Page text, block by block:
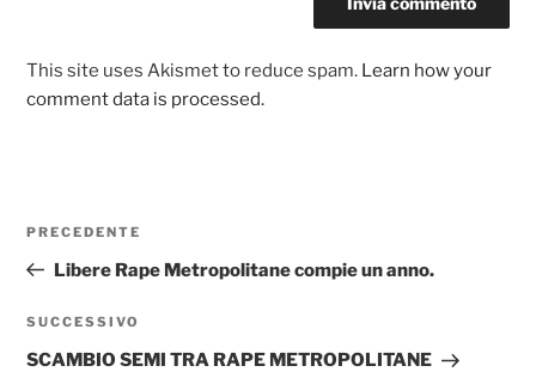
This site uses Akismet to reduce spam. Learn how your
comment data is processed.
Articolo
precedente:
PRECEDENTE
Libere Rape Metropolitane compie un anno.
Articolo
successivo
SUCCESSIVO
SCAMBIO SEMI TRA RAPE METROPOLITANE